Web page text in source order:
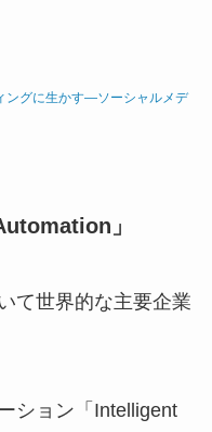
ングに生かす―ソーシャルメデ
」
て世界的な主要企業
ション「Intelligent